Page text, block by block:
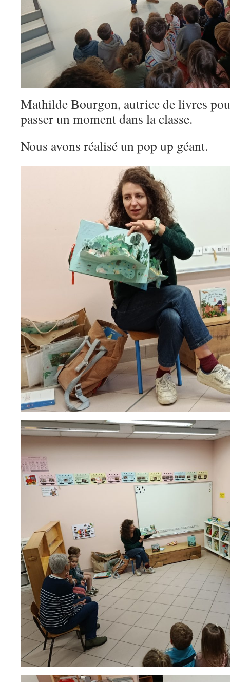
Mathilde Bourgon, autrice de livres
passer un moment dans la classe.
Nous avons réalisé un pop up géant.